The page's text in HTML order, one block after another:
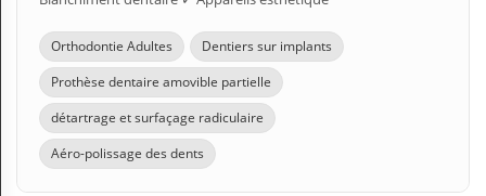
Orthodontie Adultes
Dentiers sur implants
Prothèse dentaire amovible partielle
détartrage et surfaçage radiculaire
Aéro-polissage des dents